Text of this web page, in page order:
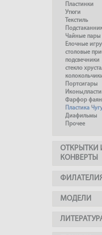
Пластинки
Утюги
Текстиль
Чайные пары
Елочные
столовые
подсвечники
стекло
Портсигары
Фарфор
Пластика
Диафильмы
Прочее
ОТКРЫТКИ
КОНВЕРТЫ
МОДЕЛИ